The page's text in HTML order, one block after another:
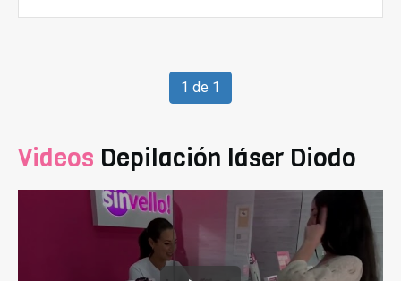
1 de 1
Videos Depilación láser Diodo